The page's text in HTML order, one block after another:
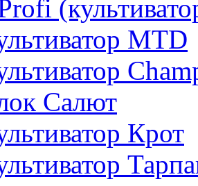
MTD
Салют
Крот